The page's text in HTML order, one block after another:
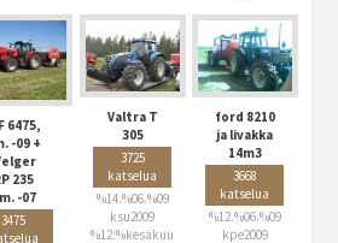
6475,
-09 +
235
-07
3475
Valtra T
305
3725
katselua
%14.%06.%09
ksu2009
%12:%kesäkuu
ford 8210
ja livakka
14m3
3668
katselua
%12.%06.%09
kpe2009